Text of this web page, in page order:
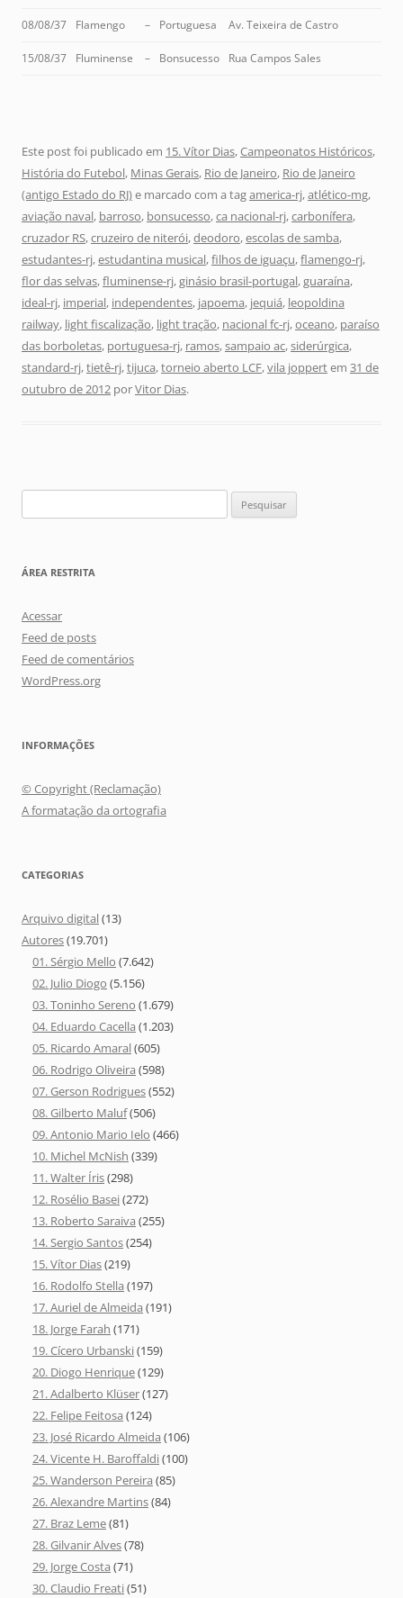
08/08/37 Flamengo – Portuguesa Av. Teixeira de Castro
15/08/37 Fluminense – Bonsucesso Rua Campos Sales
Este post foi publicado em 15. Vítor Dias,Campeonatos Históricos,
História do Futebol, Minas Gerais, Rio de Janeiro, Rio de Janeiro
(antigo Estado do RJ)e marcado com a tagamerica-rj,atlético-mg,
aviação naval, barroso, bonsucesso,ca nacional-rj,carbonífera,
cruzador RS,cruzeiro de niterói,deodoro,escolas de samba,
estudantes-rj,estudantina musical,filhos de iguaçu,flamengo-rj,
flor das selvas,fluminense-rj,ginásio brasil-portugal,guaraína,
ideal-rj, imperial, independentes, japoema, jequiá, leopoldina
railway, light fiscalização, light tração, nacional fc-rj,oceano, paraíso
das borboletas, portuguesa-rj, ramos,sampaio ac,siderúrgica,
standard-rj,tietê-rj,tijuca,torneio aberto LCF,vila joppertem 31 de
outubro de 2012 porVitor Dias.
por:
ÁREA RESTRITA
Acessar
Feed de posts
Feed de comentários
WordPress.org
INFORMAÇÕES
© Copyright (Reclamação)
A formatação da ortografia
CATEGORIAS
Arquivo digital(13)
Autores(19.701)
01. Sérgio Mello (7.642)
02. Julio Diogo (5.156)
03. Toninho Sereno (1.679)
04. Eduardo Cacella (1.203)
05. Ricardo Amaral(605)
06. Rodrigo Oliveira (598)
07. Gerson Rodrigues(552)
08. Gilberto Maluf(506)
09. Antonio Mario Ielo (466)
10. Michel McNish (339)
11. Walter Íris(298)
12. Rosélio Basei(272)
13. Roberto Saraiva (255)
14. Sergio Santos(254)
15. Vítor Dias(219)
16. Rodolfo Stella (197)
17. Auriel de Almeida (191)
18. Jorge Farah (171)
19. Cícero Urbanski(159)
20. Diogo Henrique(129)
21. Adalberto Klüser(127)
22. Felipe Feitosa (124)
23. José Ricardo Almeida (106)
24. Vicente H. Baroffaldi(100)
25. Wanderson Pereira (85)
26. Alexandre Martins(84)
27. Braz Leme(81)
28. Gilvanir Alves(78)
29. Jorge Costa (71)
30. Claudio Freati(51)